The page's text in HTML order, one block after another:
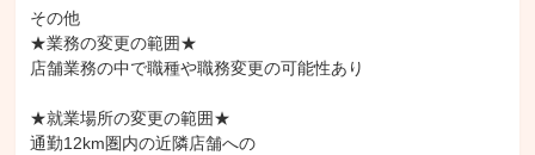
その他
★業務の変更の範囲★
店舗業務の中で職種や職務変更の可能性あり
★就業場所の変更の範囲★
通勤12km圏内の近隣店舗への